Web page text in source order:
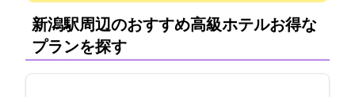
新潟駅周辺のおすすめ高級ホテル:お得な
プランを探す